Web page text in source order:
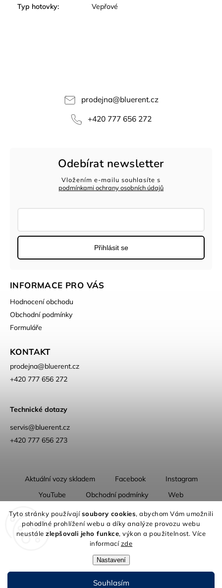
Tyto stránky používajísoubory cookies, abychom Vám umožnili
pohodlné prohlížení webu a díky analýze provozu webu
neustálezlepšovali jeho funkce, výkon a použitelnost. Více
informacízde
Nastavení
Souhlasím
Typ hotovky: Vepřové
prodejna@bluerent.cz
+420 777 656 272
Odebírat newsletter
Vložením e-mailu souhlasíte s
podmínkami ochrany osobních údajů
Přihlásit se
INFORMACE PRO VÁS
Hodnocení obchodu
Obchodní podmínky
Formuláře
KONTAKT
prodejna@bluerent.cz
+420 777 656 272
Technické dotazy
servis@bluerent.cz
+420 777 656 273
Aktuální vozy skladem Facebook
Instagram
YouTube
Obchodní podmínky
Web
O nás
Copyright 2026Blue Rent | Na cestách jako doma. Všechna práva